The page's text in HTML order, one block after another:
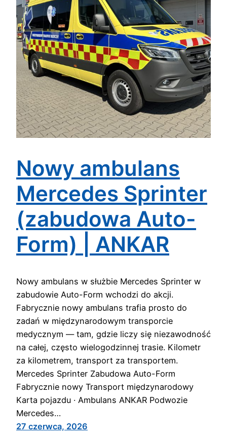
Nowy ambulans
Mercedes Sprinter
(zabudowa Auto-
Form) | ANKAR
Nowy ambulans w służbie Mercedes Sprinter w
zabudowie Auto-Form wchodzi do akcji.
Fabrycznie nowy ambulans trafia prosto do
zadań w międzynarodowym transporcie
medycznym — tam, gdzie liczy się niezawodność
na całej, często wielogodzinnej trasie. Kilometr
za kilometrem, transport za transportem.
Mercedes Sprinter Zabudowa Auto-Form
Fabrycznie nowy Transport międzynarodowy
Karta pojazdu · Ambulans ANKAR Podwozie
Mercedes…
27 czerwca, 2026